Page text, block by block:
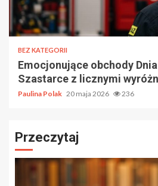
BEZ KATEGORII
Emocjonujące obchody
Szastarce z licznymi
Paulina Polak 20 maja 2026 236
Przeczytaj